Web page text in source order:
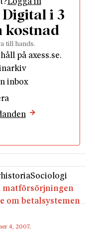
Logga in
Digital i 3
kostnad
till hands.
på axess.se.
inbox
Sociologi
matförsörjningen
om betalsystemen
4, 2007.